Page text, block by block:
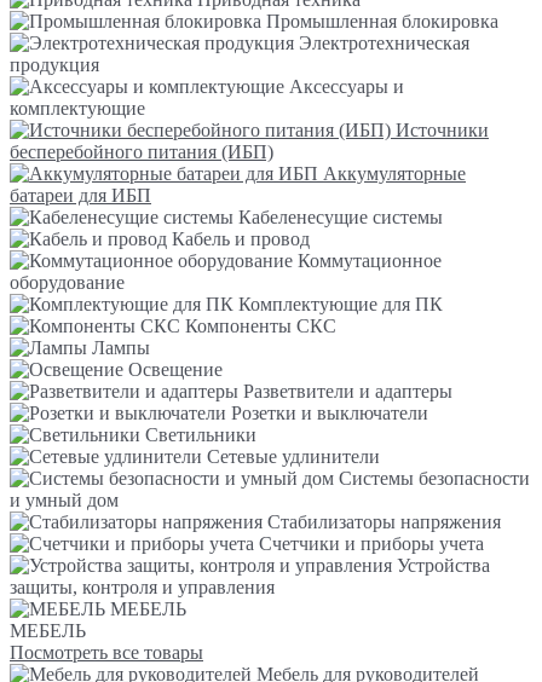
Промышленная блокировка
Электротехническая
продукция
Аксессуары и
комплектующие
Источники
бесперебойного питания (ИБП)
Аккумуляторные
батареи для ИБП
Кабеленесущие системы
Кабель и провод
Коммутационное
оборудование
Комплектующие для ПК
Компоненты СКС
Лампы
Освещение
Разветвители и адаптеры
Розетки и выключатели
Светильники
Сетевые удлинители
Системы безопасности
и умный дом
Стабилизаторы напряжения
Счетчики и приборы учета
Устройства
защиты, контроля и управления
МЕБЕЛЬ
МЕБЕЛЬ
Посмотреть все товары
Мебель для руководителей